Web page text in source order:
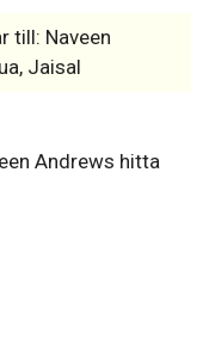
till: Naveen
Jaisal
Andrews hitta